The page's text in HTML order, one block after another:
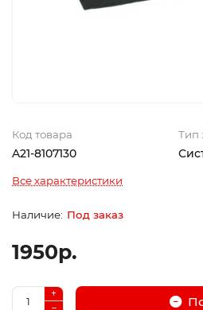
Код товара
A21-8107130
Тип
Все характеристики
Под заказ
1950р.